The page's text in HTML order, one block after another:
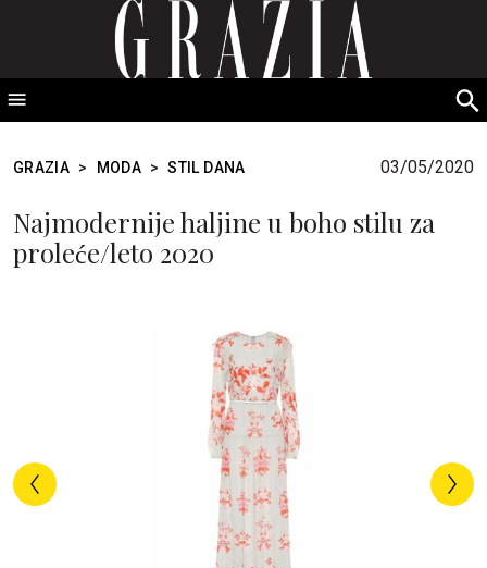
GRAZIA Srbija
GRAZIA > MODA > STIL DANA 03/05/2020
Najmodernije haljine u boho stilu za
proleće/leto 2020